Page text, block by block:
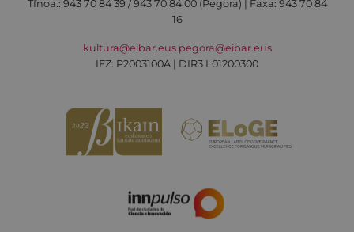
Tfnoa.: 943 70 84 39 / 943 70 84 00 (Pegora) | Faxa: 943 70 84
16
kultura@eibar.eus pegora@eibar.eus
IFZ: P2003100A | DIR3 L01200300